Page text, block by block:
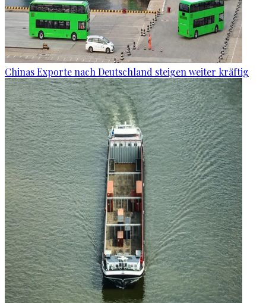
Chinas Exporte nach Deutschland steigen weiter kräftig